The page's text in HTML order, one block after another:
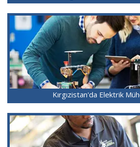
Kırgızistan'da Elektrik